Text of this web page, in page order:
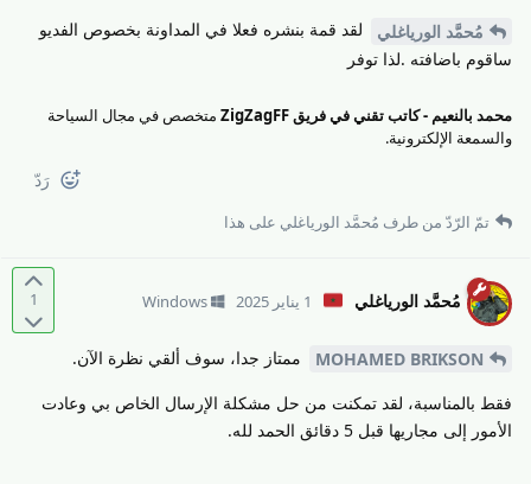
مُحمَّد الورياغلي
لقد قمة بنشره فعلا في المداونة بخصوص الفديو
ساقوم باضافته .لذا توفر
محمد بالنعيم - كاتب تقني في فريق ZigZagFF
متخصص في مجال السياحة
والسمعة الإلكترونية.
رَدّ
تمّ الرّدّ من طرف مُحمَّد الورياغلي على هذا
1 مُحمَّد الورياغلي 1 يناير 2025 Windows
MOHAMED BRIKSON ممتاز جدا، سوف ألقي نظرة الآن.
فقط بالمناسبة، لقد تمكنت من حل مشكلة الإرسال الخاص بي وعادت
الأمور إلى مجاريها قبل 5 دقائق الحمد لله.